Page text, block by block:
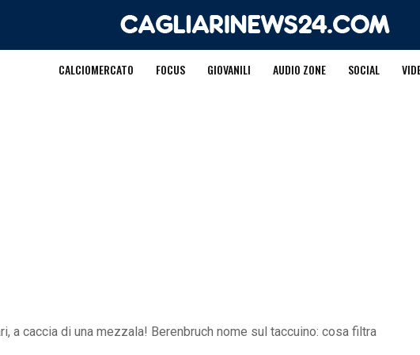
CALCIOMERCATO FOCUS GIOVANILI AUDIO ZONE SOCIAL
a caccia di una mezzala! Berenbruch nome sul taccuino: cosa filtra